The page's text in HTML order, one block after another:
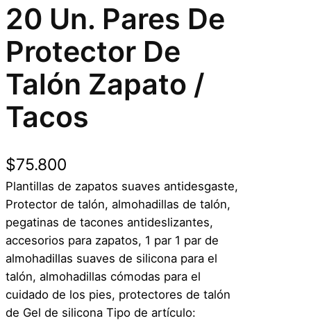
20 Un. Pares De
Protector De
Talón Zapato /
Tacos
$75.800
Plantillas de zapatos suaves antidesgaste,
Protector de talón, almohadillas de talón,
pegatinas de tacones antideslizantes,
accesorios para zapatos, 1 par 1 par de
almohadillas suaves de silicona para el
talón, almohadillas cómodas para el
cuidado de los pies, protectores de talón
de Gel de silicona Tipo de artículo: